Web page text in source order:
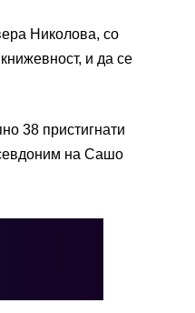
Николова, со
и да се
38 пристигнати
на Сашо